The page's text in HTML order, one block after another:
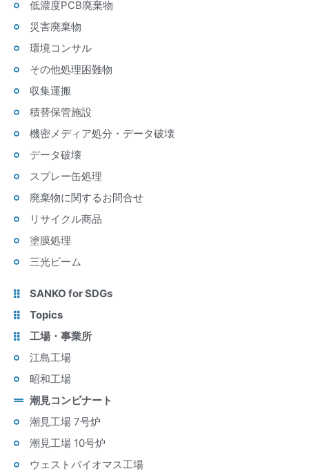
低濃度PCB廃棄物
災害廃棄物
環境コンサル
その他処理困難物
収集運搬
積替保管施設
機密メディア処分・データ破壊
データ破壊
スプレー缶処理
廃棄物に関するお問合せ
リサイクル商品
塗膜処理
三光ビーム
SANKO for SDGs
Topics
工場・事業所
江島工場
昭和工場
潮見コンビナート
潮見工場 7号炉
潮見工場 10号炉
ウェストバイオマス工場